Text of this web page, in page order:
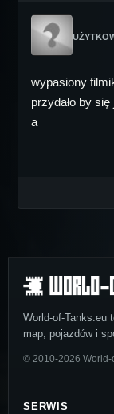
wypasiony
przydało by
a
World-of-Tanks.eu
map, pojazdów i
© 2010-2026 World-
SERWIS